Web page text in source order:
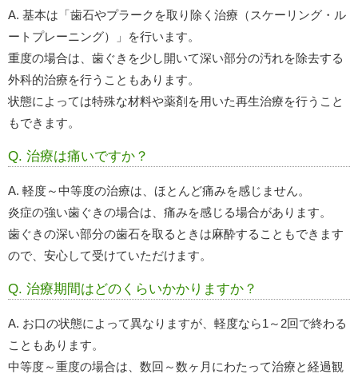
A. 基本は「歯石やプラークを取り除く治療（スケーリング・ル
ートプレーニング）」を行います。
重度の場合は、歯ぐきを少し開いて深い部分の汚れを除去する
外科的治療を行うこともあります。
状態によっては特殊な材料や薬剤を用いた再生治療を行うこと
もできます。
Q. 治療は痛いですか？
A. 軽度～中等度の治療は、ほとんど痛みを感じません。
炎症の強い歯ぐきの場合は、痛みを感じる場合があります。
歯ぐきの深い部分の歯石を取るときは麻酔することもできます
ので、安心して受けていただけます。
Q. 治療期間はどのくらいかかりますか？
A. お口の状態によって異なりますが、軽度なら1～2回で終わる
こともあります。
中等度～重度の場合は、数回～数ヶ月にわたって治療と経過観